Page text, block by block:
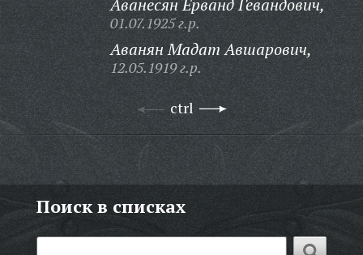
Аванесян Ерванд Гевандович,
01.07.1925 г.р.
Аванян Мадат Авшарович,
12.05.1919 г.р.
ctrl
Поиск в списках